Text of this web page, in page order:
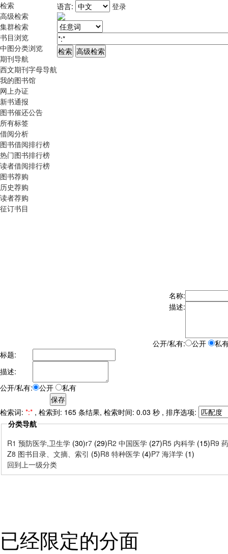
检索
高级检索
集群检索
书目浏览
中图分类浏览
期刊导航
西文期刊字母导航
我的图书馆
网上办证
新书通报
图书催还公告
所有标签
借阅分析
图书借阅排行榜
热门图书排行榜
读者借阅排行榜
图书荐购
历史荐购
读者荐购
征订书目
语言: 登录
名称:
描述:
公开/私有: 公开
私
标题:
描述:
公开/私有:
公开 私有
检索词: *:* , 检索到: 165 条结果, 检索时间: 0.03 秒 , 排序选项:
分类导航
R1 预防医学,卫生学 (30)r7 (29)R2 中国医学 (27)R5 内科学 (15)R9
Z8 图书目录、文摘、索引 (5)R8 特种医学 (4)P7 海洋学 (1)
回到上一级分类
已经限定的分面